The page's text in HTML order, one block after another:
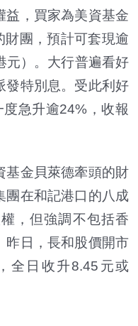
益，買家為美資基金
財團，預計可套現逾
元）。大行普遍看好
發特別息。受此利好
急升逾24%，收報
金貝萊德牽頭的財
團在和記港口的八成
，但強調不包括香
昨日，長和股價開市
全日收升8.45元或